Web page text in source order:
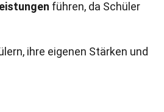
führen, da Schüler
ihre eigenen Stärken und